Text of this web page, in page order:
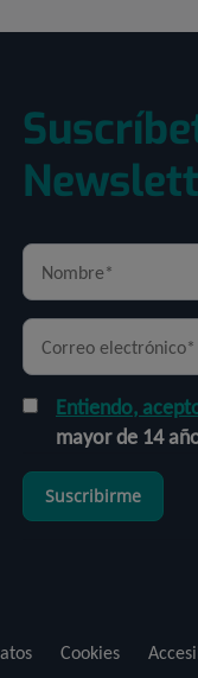
Entiendo,
mayor de 14
Suscribirme
Cookies